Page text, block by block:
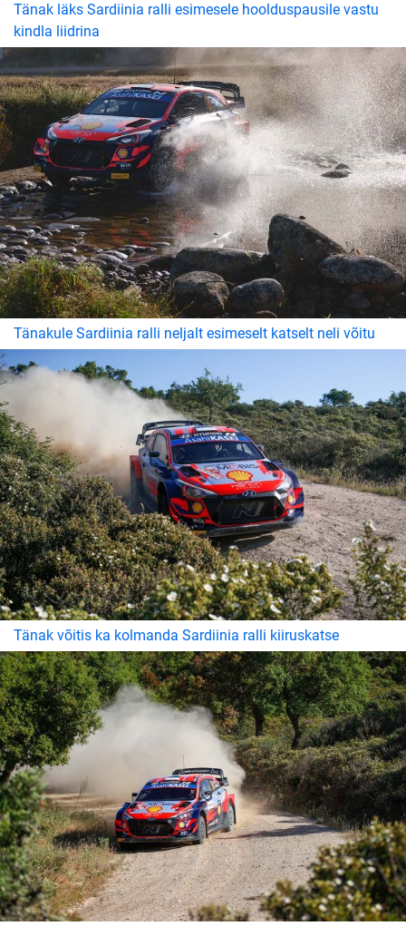
Tänak läks Sardiinia ralli esimesele hoolduspausile vastu
kindla liidrina
Tänakule Sardiinia ralli neljalt esimeselt katselt neli võitu
Tänak võitis ka kolmanda Sardiinia ralli kiiruskatse